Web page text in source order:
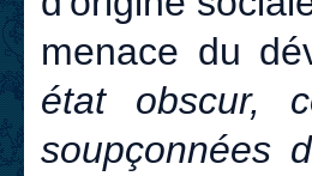
menace du
état obscur,
soupçonnées